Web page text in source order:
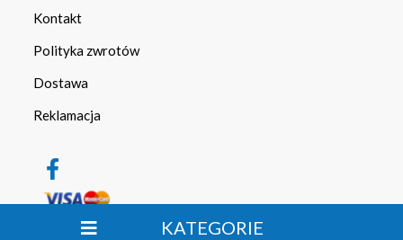
KATEGORIE
Kontakt
Polityka zwrotów
Dostawa
Reklamacja